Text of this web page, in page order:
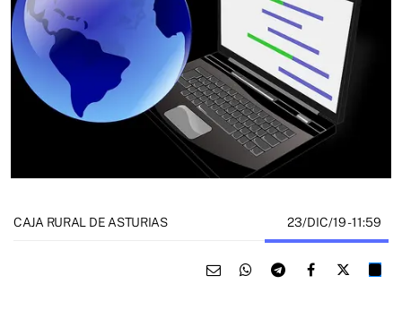
CAJA RURAL DE ASTURIAS 23/DIC/19- 11:59